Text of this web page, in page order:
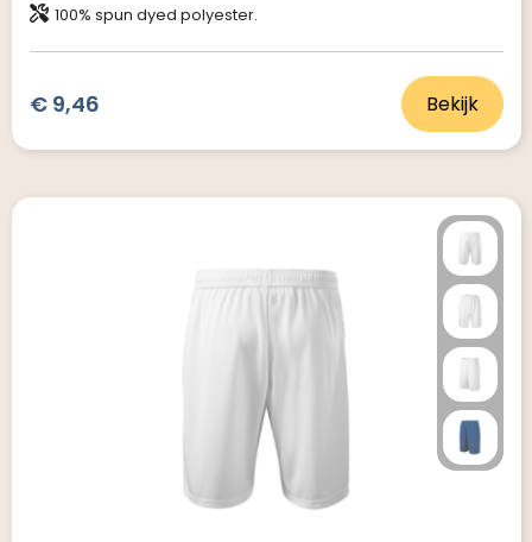
100% spun dyed polyester.
€ 9,46 Bekijk